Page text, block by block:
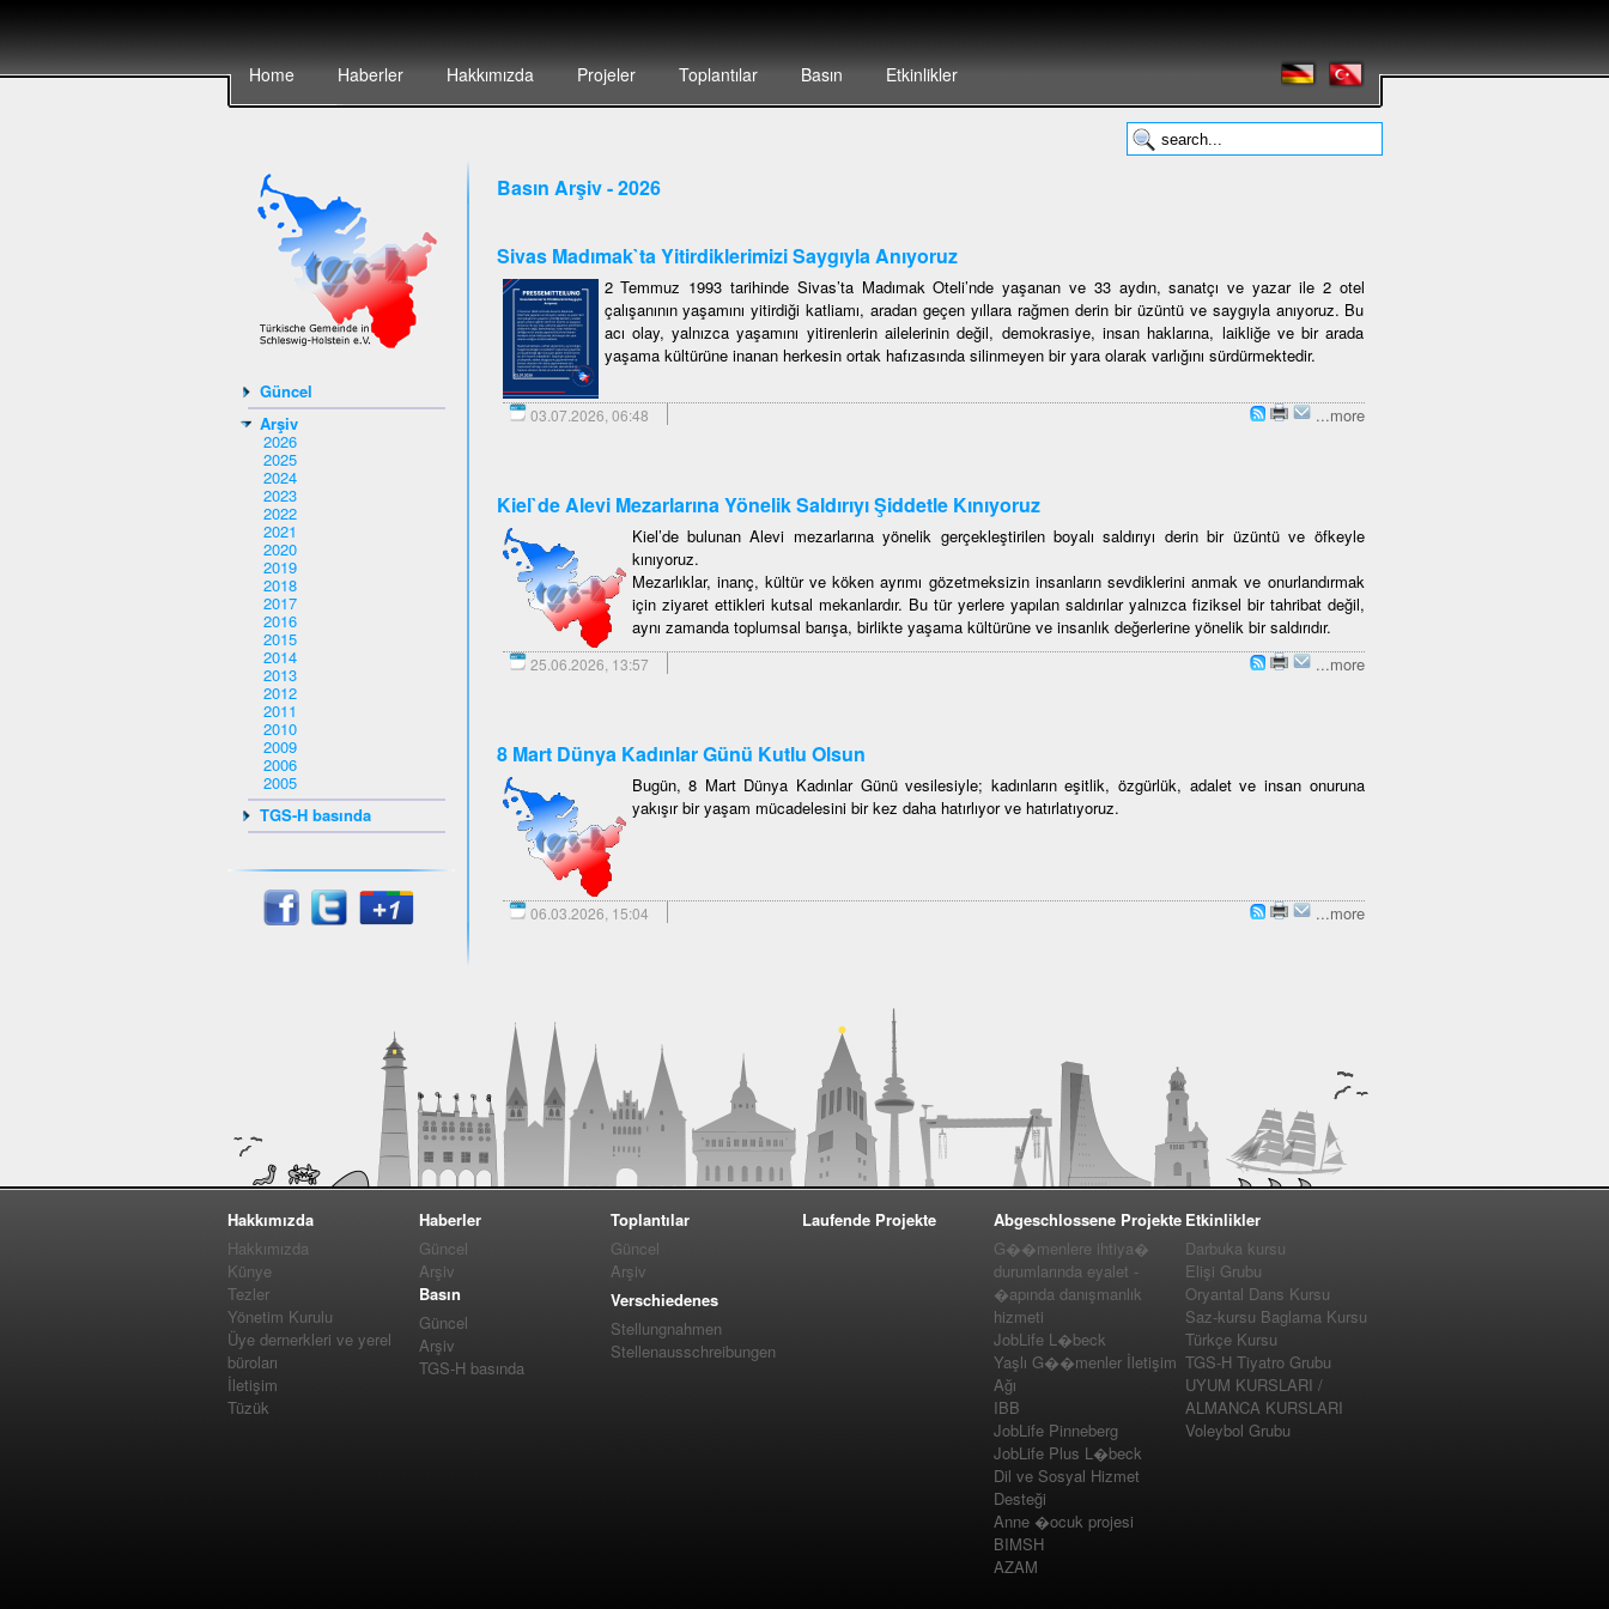
Home Haberler Hakkımızda Projeler Toplantılar Basın Etkinlikler
Güncel
Arşiv
2026
2025
2024
2023
2022
2021
2020
2019
2018
2017
2016
2015
2014
2013
2012
2011
2010
2009
2006
2005
TGS-H basında
Basın Arşiv - 2026
Sivas Madımak`ta Yitirdiklerimizi Saygıyla Anıyoruz
2 Temmuz 1993 tarihinde Sivas’ta Madımak Oteli’nde yaşanan ve 33 aydın, sanatçı ve yazar ile 2 otel
çalışanının yaşamını yitirdiği katliamı, aradan geçen yıllara rağmen derin bir üzüntü ve saygıyla anıyoruz. Bu
acı olay, yalnızca yaşamını yitirenlerin ailelerinin değil, demokrasiye, insan haklarına, laikliğe ve bir arada
yaşama kültürüne inanan herkesin ortak hafızasında silinmeyen bir yara olarak varlığını sürdürmektedir.
03.07.2026, 06:48 ...more
Kiel`de Alevi Mezarlarına Yönelik Saldırıyı Şiddetle Kınıyoruz
Kiel’de bulunan Alevi mezarlarına yönelik gerçekleştirilen boyalı saldırıyı derin bir üzüntü ve öfkeyle
kınıyoruz.
Mezarlıklar, inanç, kültür ve köken ayrımı gözetmeksizin insanların sevdiklerini anmak ve onurlandırmak
için ziyaret ettikleri kutsal mekanlardır. Bu tür yerlere yapılan saldırılar yalnızca fiziksel bir tahribat değil,
aynı zamanda toplumsal barışa, birlikte yaşama kültürüne ve insanlık değerlerine yönelik bir saldırıdır.
25.06.2026, 13:57 ...more
8 Mart Dünya Kadınlar Günü Kutlu Olsun
Bugün, 8 Mart Dünya Kadınlar Günü vesilesiyle; kadınların eşitlik, özgürlük, adalet ve insan onuruna
yakışır bir yaşam mücadelesini bir kez daha hatırlıyor ve hatırlatıyoruz.
06.03.2026, 15:04 ...more
Hakkımızda
Hakkımızda
Künye
Tezler
Yönetim Kurulu
Üye dernerkleri ve yerel
büroları
İletişim
Tüzük
Haberler
Güncel
Arşiv
Basın
Güncel
Arşiv
TGS-H basında
Toplantılar
Güncel
Arşiv
Verschiedenes
Stellungnahmen
Stellenausschreibungen
Laufende Projekte
Abgeschlossene Projekte
G��menlere ihtiya�
durumlarında eyalet -
�apında danışmanlık
hizmeti
JobLife L�beck
Yaşlı G��menler İletişim
Ağı
IBB
JobLife Pinneberg
JobLife Plus L�beck
Dil ve Sosyal Hizmet
Desteği
Anne �ocuk projesi
BIMSH
AZAM
Etkinlikler
Darbuka kursu
Elişi Grubu
Oryantal Dans Kursu
Saz-kursu Baglama Kursu
Türkçe Kursu
TGS-H Tiyatro Grubu
UYUM KURSLARI /
ALMANCA KURSLARI
Voleybol Grubu